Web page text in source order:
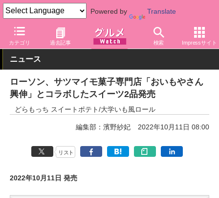
Powered by Translate
カテゴリ 過去記事 検索 Impressサイト
グルメ Watch 店舗 コンビニ ローソン
ニュース
ローソン、サツマイモ菓子専門店「おいもやさん
興伸」とコラボしたスイーツ2品発売
どらもっち スイートポテト/大学いも風ロール
編集部：濱野紗妃 2022年10月11日 08:00
リスト
2022年10月11日 発売